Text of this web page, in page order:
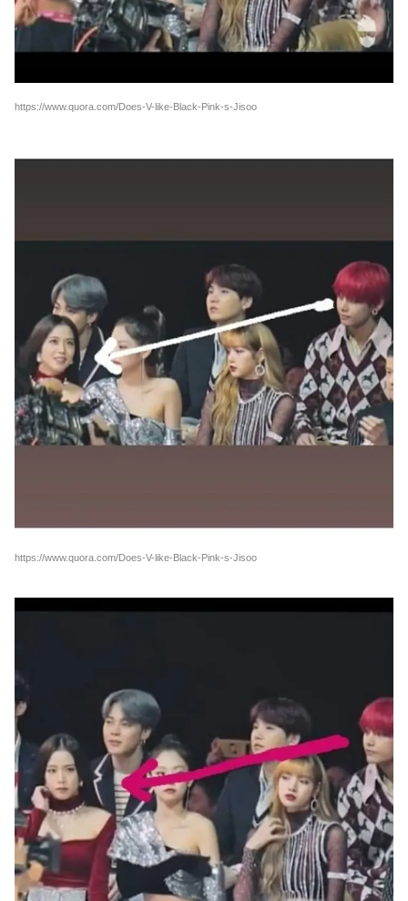
https://www.quora.com/Does-V-like-Black-Pink-s-Jisoo
https://www.quora.com/Does-V-like-Black-Pink-s-Jisoo